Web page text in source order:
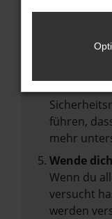
Veraltete
führen,
mehr
Wende
Wenn du
versucht
werden